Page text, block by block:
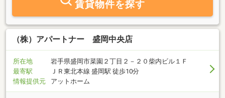
賃貸物件を探す
（株）アパートナー 盛岡中央店
所在地
岩手県盛岡市菜園２丁目２－２０柴内ビル１Ｆ
最寄駅
ＪＲ東北本線 盛岡駅 徒歩10分
情報提供元
アットホーム